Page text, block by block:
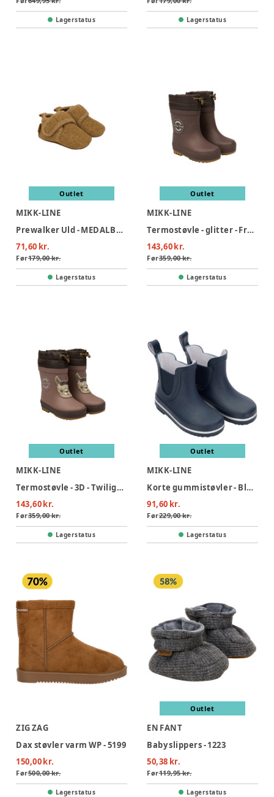
Lagerstatus Lagerstatus
Outlet
MIKK-LINE
Prewalker Uld - MEDALBRONZ
71,60 kr.
Før179,00 kr.
Lagerstatus
Outlet
MIKK-LINE
Termostøvle - glitter - French roast
143,60 kr.
Før359,00 kr.
Lagerstatus
Outlet
MIKK-LINE
Termostøvle - 3D - Twilight mauve
143,60 kr.
Før359,00 kr.
Lagerstatus
Outlet
MIKK-LINE
Korte gummistøvler - Blue Nights
91,60 kr.
Før229,00 kr.
Lagerstatus
ZIG ZAG
Dax støvler varm WP - 5199
150,00 kr.
Før500,00 kr.
Lagerstatus
Outlet
EN FANT
Baby slippers - 1223
50,38 kr.
Før119,95 kr.
Lagerstatus